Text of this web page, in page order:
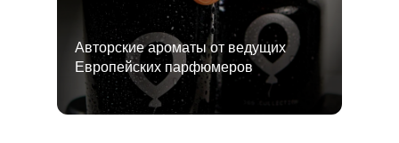
Авторские ароматы от ведущих
Европейских парфюмеров